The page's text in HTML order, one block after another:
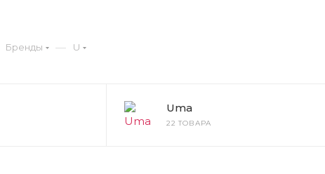
Бренды — U
Uma
22 ТОВАРА